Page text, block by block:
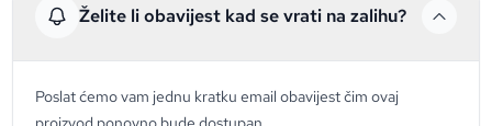
Želite li obavijest kad se vrati na zalihu?
Poslat ćemo vam jednu kratku email obavijest čim ovaj